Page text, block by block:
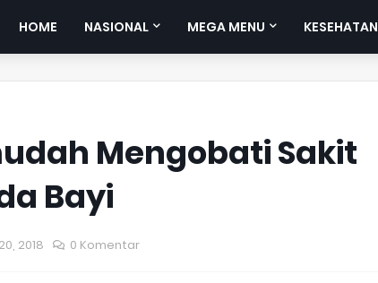
HOME NASIONAL MEGA MENU KESEHATAN
Mengobati Sakit
Bayi
2018 0 Komentar